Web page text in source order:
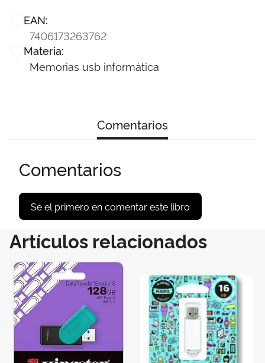
EAN:
7406173263762
Materia:
Memorias usb informàtica
Comentarios
Comentarios
Sé el primero en comentar este libro
Artículos relacionados